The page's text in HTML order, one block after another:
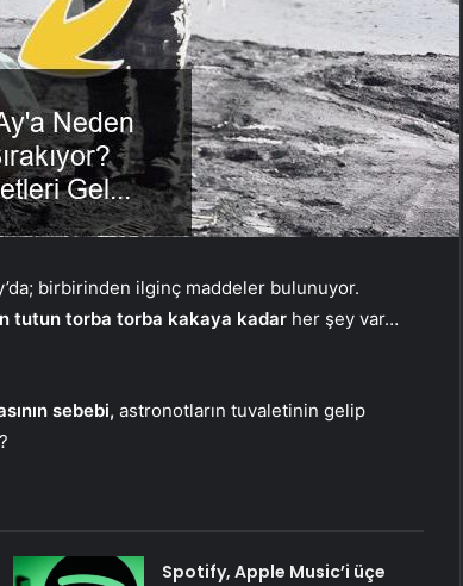
birbirinden ilginç maddeler bulunuyor.
tutun torba torba kakaya kadar her şey var…
sebebi, astronotların tuvaletinin gelip
Spotify, Apple Music’i üçe